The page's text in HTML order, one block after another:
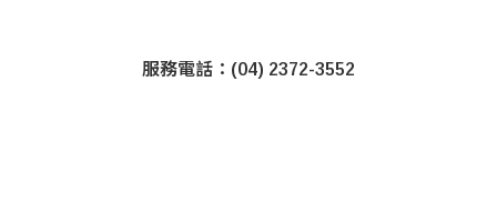
服務電話：(04) 2372-3552